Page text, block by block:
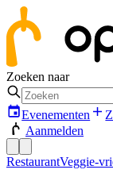
Zoeken naar
Evenementen
Aanmelden
RestaurantVeggie-